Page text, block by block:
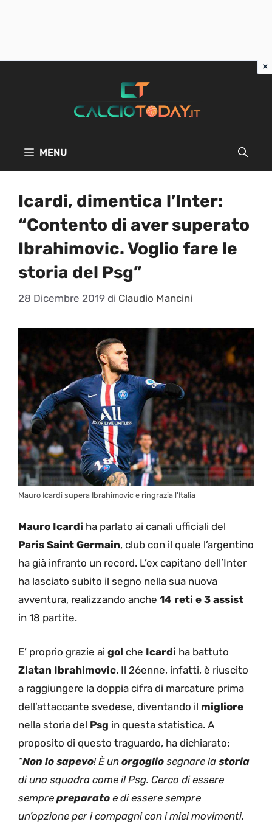
MENU
Icardi, dimentica l’Inter:
“Contento di aver superato
Ibrahimovic. Voglio fare le
storia del Psg”
28 Dicembre 2019 di Claudio Mancini
Mauro Icardi supera Ibrahimovic e ringrazia l’Italia
Mauro Icardi ha parlato ai canali ufficiali del
Paris Saint Germain, club con il quale l’argentino
ha già infranto un record. L’ex capitano dell’Inter
ha lasciato subito il segno nella sua nuova
avventura, realizzando anche 14 reti e 3 assist
in 18 partite.
E’ proprio grazie ai gol che Icardi ha battuto
Zlatan Ibrahimovic. Il 26enne, infatti, è riuscito
a raggiungere la doppia cifra di marcature prima
dell’attaccante svedese, diventando il migliore
nella storia del Psg in questa statistica. A
proposito di questo traguardo, ha dichiarato:
“Non lo sapevo! È un orgoglio segnare la storia
di una squadra come il Psg. Cerco di essere
sempre preparato e di essere sempre
un’opzione per i compagni con i miei movimenti.